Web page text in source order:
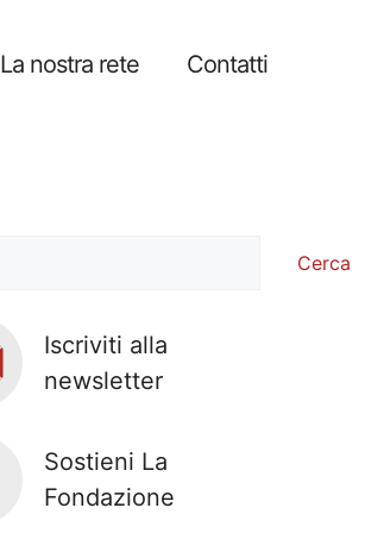
La nostra rete Contatti
Cerca
Iscriviti alla
newsletter
Sostieni La
Fondazione